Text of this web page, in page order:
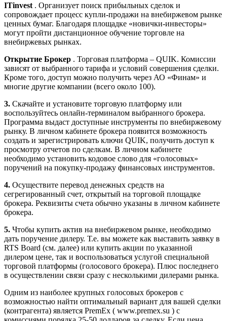
ITinvest . Организует поиск прибыльных сделок и
сопровождает процесс купли-продажи на внебиржевом рынке
ценных бумаг. Благодаря площадке «новички-инвесторы»
могут пройти дистанционное обучение торговле на
внебиржевых рынках.
Открытие Брокер . Торговая платформа – QUIK. Комиссии
зависят от выбранного тарифа и условий совершения сделки.
Кроме того, доступ можно получить через АО «Финам» и
многие другие компании (всего около 100).
3. Скачайте и установите торговую платформу или
воспользуйтесь онлайн-терминалом выбранного брокера.
Программа выдаст доступные инструменты по внебиржевому
рынку. В личном кабинете брокера появится возможность
создать и зарегистрировать ключи QUIK, получить доступ к
просмотру отчетов по сделкам. В личном кабинете
необходимо установить кодовое слово для «голосовых»
поручений на покупку-продажу финансовых инструментов.
4. Осуществите перевод денежных средств на
сегрегированный счет, открытый на торговой площадке
брокера. Реквизиты счета обычно указаны в личном кабинете
брокера.
5. Чтобы купить актив на внебиржевом рынке, необходимо
дать поручение дилеру. Т.е. вы можете как выставить заявку в
RTS Board (см. далее) или купить акции по указанной
дилером цене, так и воспользоваться услугой специальной
торговой платформы (голосового брокера). Плюс последнего
в осуществлении связи сразу с несколькими дилерами рынка.
Одним из наиболее крупных голосовых брокеров с
возможностью найти оптимальный вариант для вашей сделки
(контрагента) является PremEx ( www.premex.su ) с